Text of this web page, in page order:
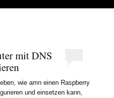
mit DNS
wie amn einen Raspberry
und einsetzen kann,